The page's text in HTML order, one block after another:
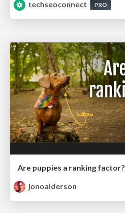
techseoconnect
PRO
Are puppies a ranking factor?
jonoalderson